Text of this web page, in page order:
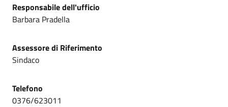
Responsabile dell'ufficio
Barbara Pradella
Assessore di Riferimento
Sindaco
Telefono
0376/623011